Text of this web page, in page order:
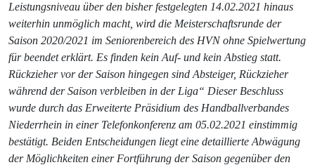
Leistungsniveau über den bisher festgelegten 14.02.2021 hinaus
weiterhin unmöglich macht, wird die Meisterschaftsrunde der
Saison 2020/2021 im Seniorenbereich des HVN ohne Spielwertung
für beendet erklärt. Es finden kein Auf- und kein Abstieg statt.
Rückzieher vor der Saison hingegen sind Absteiger, Rückzieher
während der Saison verbleiben in der Liga“ Dieser Beschluss
wurde durch das Erweiterte Präsidium des Handballverbandes
Niederrhein in einer Telefonkonferenz am 05.02.2021 einstimmig
bestätigt. Beiden Entscheidungen liegt eine detaillierte Abwägung
der Möglichkeiten einer Fortführung der Saison gegenüber den